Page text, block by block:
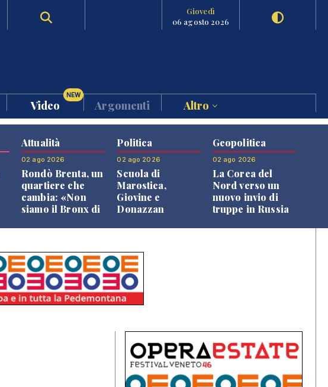
Giovedì
06 agosto 2026
Video
NEW
Argomenti Altro
Attualità
02 ago 2026
Rondò Brenta, un
quartiere che
cambia: «Non
siamo il Bronx di
Politica
02 ago 2026
Scuola di
Marostica,
Giovine e
Donazzan
Geopolitica
02 ago 2026
La Corea del
Nord verso un
nuovo invio di
truppe in Russia